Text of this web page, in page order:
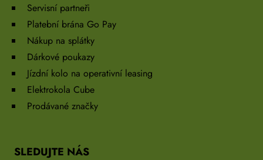
Servisní partneři
Platební brána Go Pay
Nákup na splátky
Dárkové poukazy
Jízdní kolo na operativní leasing
Elektrokola Cube
Prodávané značky
SLEDUJTE NÁS